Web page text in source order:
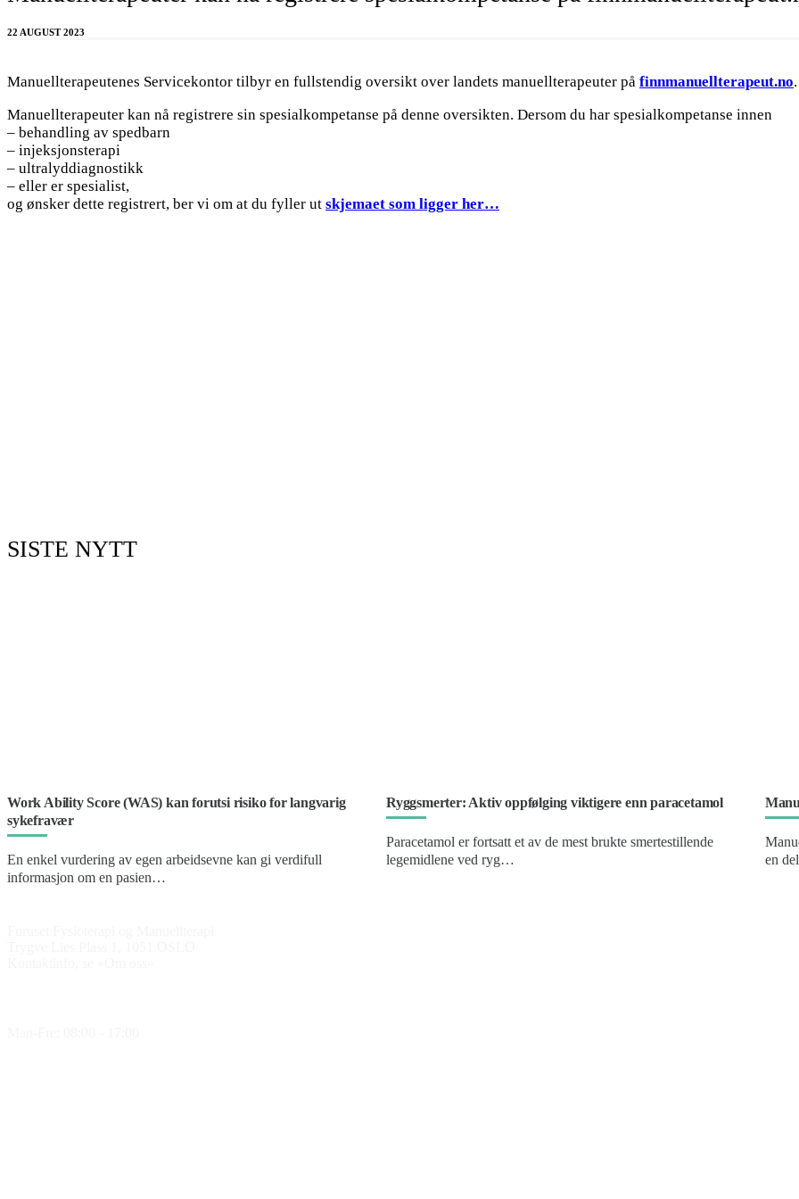
22 AUGUST 2023
Manuellterapeutenes Servicekontor tilbyr en fullstendig oversikt over landets manuellterapeuter på finnmanuellterapeut.no
Manuellterapeuter kan nå registrere sin spesialkompetanse på denne oversikten. Dersom du har spesialkompetanse innen
– behandling av spedbarn
– injeksjonsterapi
– ultralyddiagnostikk
– eller er spesialist,
og ønsker dette registrert, ber vi om at du fyller ut skjemaet som ligger her…
SISTE NYTT
Work Ability Score (WAS) kan forutsi risiko for langvarig
sykefravær
En enkel vurdering av egen arbeidsevne kan gi verdifull
informasjon om en pasien…
Ryggsmerter: Aktiv oppfølging viktigere enn paracetamol
Paracetamol er fortsatt et av de mest brukte smertestillende
legemidlene ved ryg…
en